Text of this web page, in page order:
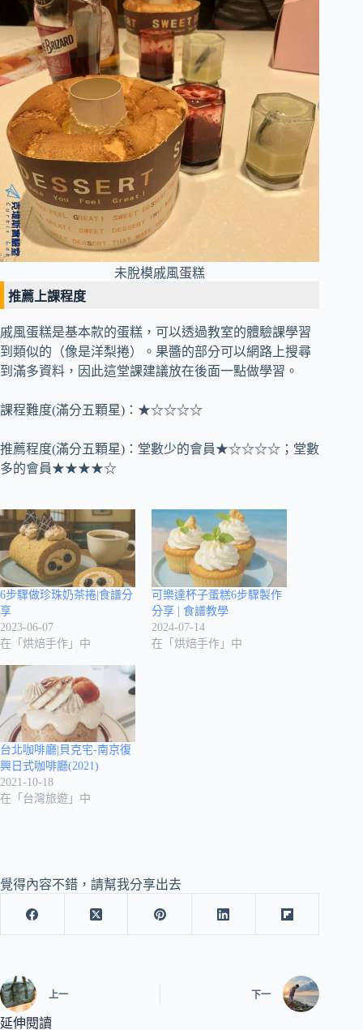
未脫模戚風蛋糕
推薦上課程度
戚風蛋糕是基本款的蛋糕，可以透過教室的體驗課學習
到類似的（像是洋梨捲）。果醬的部分可以網路上搜尋
到滿多資料，因此這堂課建議放在後面一點做學習。
課程難度(滿分五顆星)：★☆☆☆☆
推薦程度(滿分五顆星)：堂數少的會員★☆☆☆☆；堂數
多的會員★★★★☆
6步驟做珍珠奶茶捲|食譜分
享
2023-06-07
在「烘焙手作」中
可樂達杯子蛋糕6步驟製作
分享 | 食譜教學
2024-07-14
在「烘焙手作」中
台北咖啡廳|貝克宅-南京復
興日式咖啡廳(2021)
2021-10-18
在「台灣旅遊」中
覺得內容不錯，請幫我分享出去
上一 下一
延伸閱讀